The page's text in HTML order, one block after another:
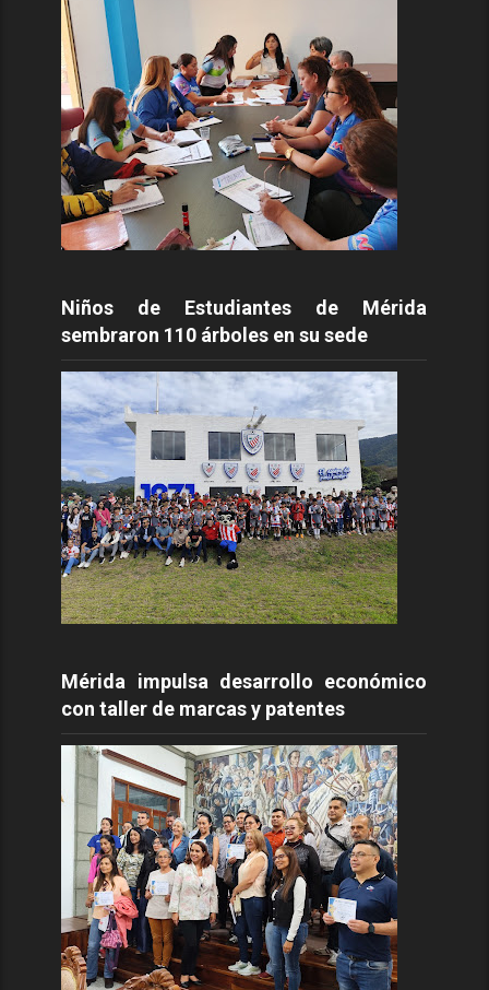
Niños de Estudiantes de Mérida
sembraron 110 árboles en su sede
Mérida impulsa desarrollo económico
con taller de marcas y patentes